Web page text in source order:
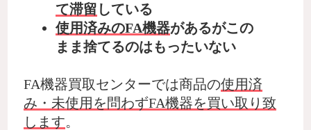
て滞留 している
使用済みのFA機器があるがこの
まま捨てるのはもったいない
FA機器買取センターでは商品の使用済
み・未使用を問わずFA機器を買い取り致
します。